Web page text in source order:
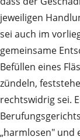
jeweiligen
sei auch im
gemeinsame
Befüllen eines
zündeln,
rechtswidrig sei.
„harmlosen" und